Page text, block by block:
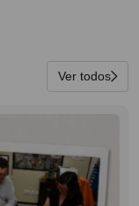
Ver todos